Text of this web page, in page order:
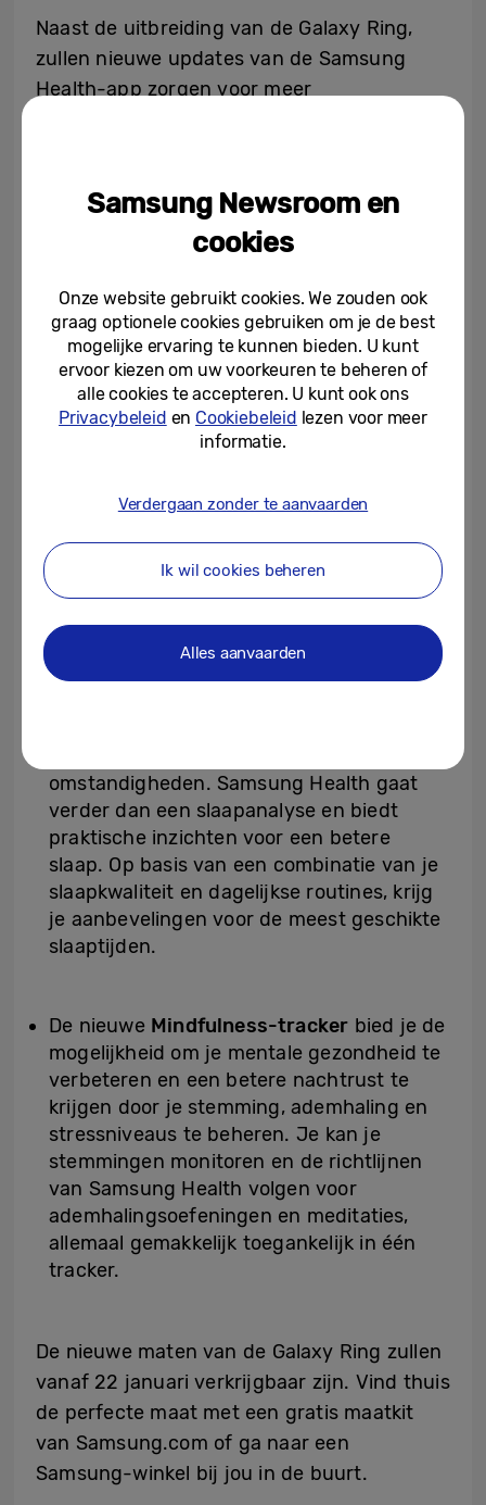
Naast de uitbreiding van de Galaxy Ring,
zullen nieuwe updates van de Samsung
Health-app zorgen voor meer
gezonder dagelijks leven.
Samsung Health je slaapomgeving en
beoordeelt het bepaalde factoren zoals de
temperatuur, vochtigheid, luchtkwaliteit en
lichtintensiteit in de kamer. In de ochtend
ontvang je eenSlaapomgevingrapport
waarin je advies krijgt over de manier
SmartThings ook gebruiken om
automatisch de kamerinstellingen aan te
passen om de ideale slaapomgeving te
creëren, zodat je kan genieten van een
optimale nachtrust.
omstandigheden. Samsung Health gaat
verder dan een slaapanalyse en biedt
praktische inzichten voor een betere
slaap. Op basis van een combinatie van je
slaapkwaliteit en dagelijkse routines, krijg
je aanbevelingen voor de meest geschikte
slaaptijden.
De nieuwe Mindfulness-tracker bied je de
mogelijkheid om je mentale gezondheid te
verbeteren en een betere nachtrust te
krijgen door je stemming, ademhaling en
stressniveaus te beheren. Je kan je
stemmingen monitoren en de richtlijnen
van Samsung Health volgen voor
ademhalingsoefeningen en meditaties,
allemaal gemakkelijk toegankelijk in één
tracker.
De nieuwe maten van de Galaxy Ring zullen
vanaf 22 januari verkrijgbaar zijn. Vind thuis
de perfecte maat met een gratis maatkit
van Samsung.com of ga naar een
Samsung-winkel bij jou in de buurt.
Samsung Newsroom en
cookies
Onze website gebruikt cookies. We zouden ook
graag optionele cookies gebruiken om je de best
mogelijke ervaring te kunnen bieden. U kunt
ervoor kiezen om uw voorkeuren te beheren of
alle cookies te accepteren. U kunt ook ons
Privacybeleid en Cookiebeleid lezen voor meer
informatie.
Verdergaan zonder te aanvaarden
Ik wil cookies beheren
Alles aanvaarden